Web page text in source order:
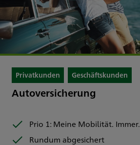
Privatkunden Geschäftskunden
Autoversicherung
Prio 1: Meine Mobilität. Immer.
Rundum abgesichert